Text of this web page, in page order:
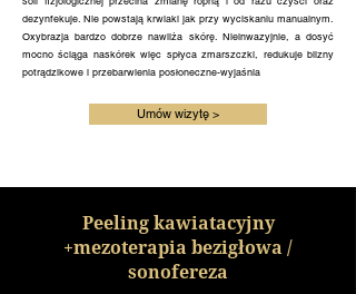
dezynfekuje. Nie powstają krwiaki jak przy wyciskaniu manualnym.
Oxybrazja bardzo dobrze nawilża skórę. Nieinwazyjnie, a dosyć
mocno ściąga naskórek więc spłyca zmarszczki, redukuje blizny
potrądzikowe i przebarwienia posłoneczne-wyjaśnia
Umów wizytę >
Peeling kawiatacyjny
+mezoterapia bezigłowa /
sonofereza